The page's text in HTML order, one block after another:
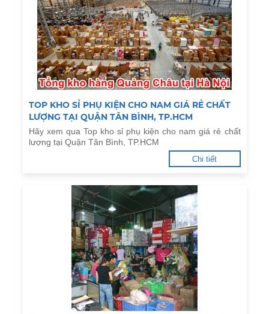
TOP KHO SỈ PHỤ KIỆN CHO NAM GIÁ RẺ CHẤT
LƯỢNG TẠI QUẬN TÂN BÌNH, TP.HCM
Hãy xem qua Top kho sỉ phụ kiện cho nam giá rẻ chất
lượng tại Quận Tân Bình, TP.HCM
Chi tiết